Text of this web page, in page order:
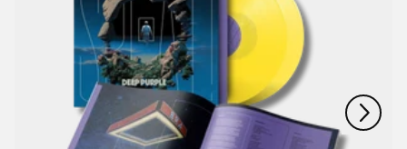
nächstes